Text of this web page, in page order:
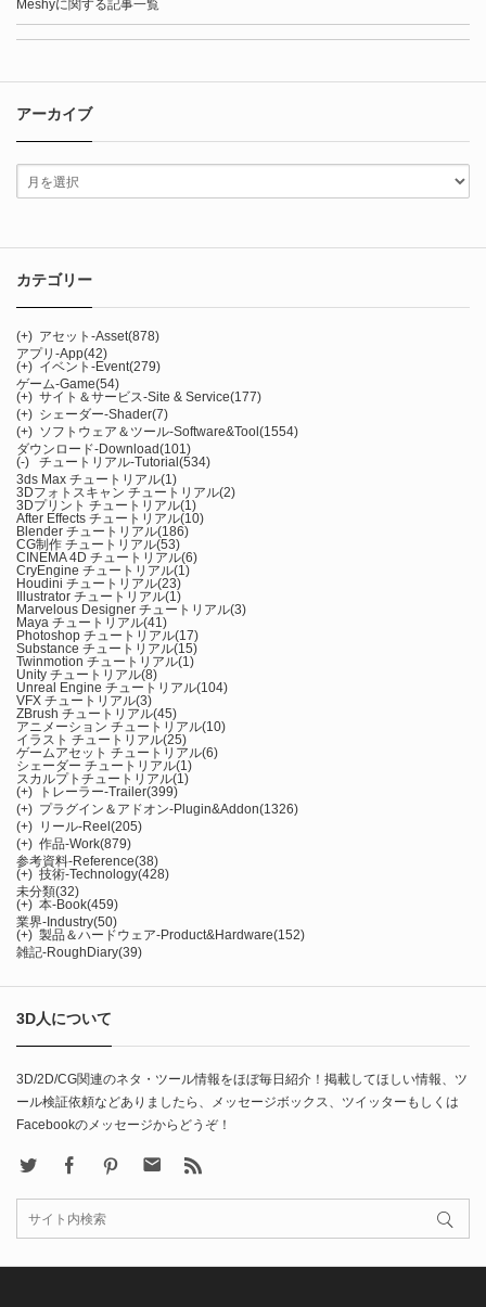
Meshyに関する記事一覧
アーカイブ
カテゴリー
(+) アセット-Asset(878)
アプリ-App(42)
(+) イベント-Event(279)
ゲーム-Game(54)
(+) サイト＆サービス-Site & Service(177)
(+) シェーダー-Shader(7)
(+) ソフトウェア＆ツール-Software&Tool (1554)
ダウンロード-Download(101)
(-)
チュートリアル-Tutorial (534)
3ds Max チュートリアル(1)
3Dフォトスキャン チュートリアル(2)
3Dプリント チュートリアル(1)
After Effects チュートリアル(10)
Blender チュートリアル(186)
CG制作 チュートリアル(53)
CINEMA 4D チュートリアル(6)
CryEngine チュートリアル(1)
Houdini チュートリアル(23)
Illustrator チュートリアル(1)
Marvelous Designer チュートリアル(3)
Maya チュートリアル(41)
Photoshop チュートリアル(17)
Substance チュートリアル(15)
Twinmotion チュートリアル(1)
Unity チュートリアル(8)
Unreal Engine チュートリアル(104)
VFX チュートリアル(3)
ZBrush チュートリアル(45)
アニメーション チュートリアル(10)
イラスト チュートリアル(25)
ゲームアセット チュートリアル(6)
シェーダー チュートリアル(1)
スカルプトチュートリアル(1)
(+)
トレーラー-Trailer(399)
(+) プラグイン＆アドオン-Plugin&Addon(1326)
(+) リール-Reel (205)
(+) 作品-Work(879)
参考資料-Reference(38)
(+) 技術-Technology(428)
未分類(32)
(+) 本-Book(459)
業界-Industry(50)
(+) 製品＆ハードウェア-Product&Hardware(152)
雑記-RoughDiary(39)
3D人について
3D/2D/CG関連のネタ・ツール情報をほぼ毎日紹介！掲載してほしい情報、ツ
ール検証依頼などありましたら、メッセージボックス、ツイッターもしくは
Facebookのメッセージからどうぞ！
FacebookPinterest Contact